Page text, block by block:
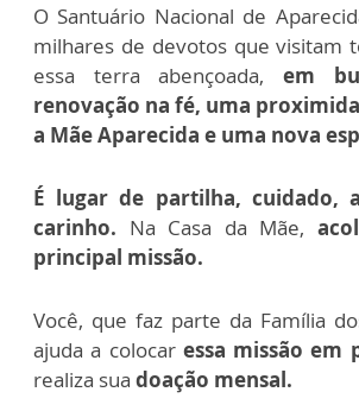
O Santuário Nacional de
milhares de devotos que visitam
essa terra abençoada, em
renovação na fé, uma
a Mãe Aparecida e uma nova
É lugar de partilha, cuidado,
carinho. Na Casa da Mãe,
principal missão.
Você, que faz parte da Família
ajuda a colocar essa missão em
realiza sua doação mensal.